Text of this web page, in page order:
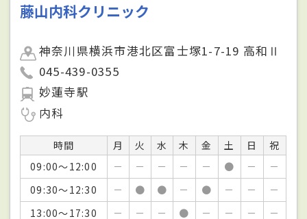
藤山内科クリニック
神奈川県横浜市港北区富士塚1-7-19 高和Ⅱ
045-439-0355
妙蓮寺駅
内科
時間 月 火 水 木 金 土 日
祝
09:00～12:00
－ － － － － ● －
－
09:30～12:30
－ ● ● － ● － －
－
13:00～17:30
－ － － ● － － －
－